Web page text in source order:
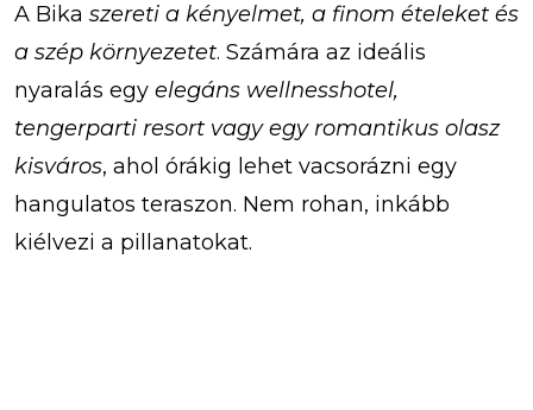
A Bika szereti a kényelmet, a finom ételeket és
a szép környezetet. Számára az ideális
nyaralás egy elegáns wellnesshotel,
tengerparti resort vagy egy romantikus olasz
kisváros, ahol órákig lehet vacsorázni egy
hangulatos teraszon. Nem rohan, inkább
kiélvezi a pillanatokat.